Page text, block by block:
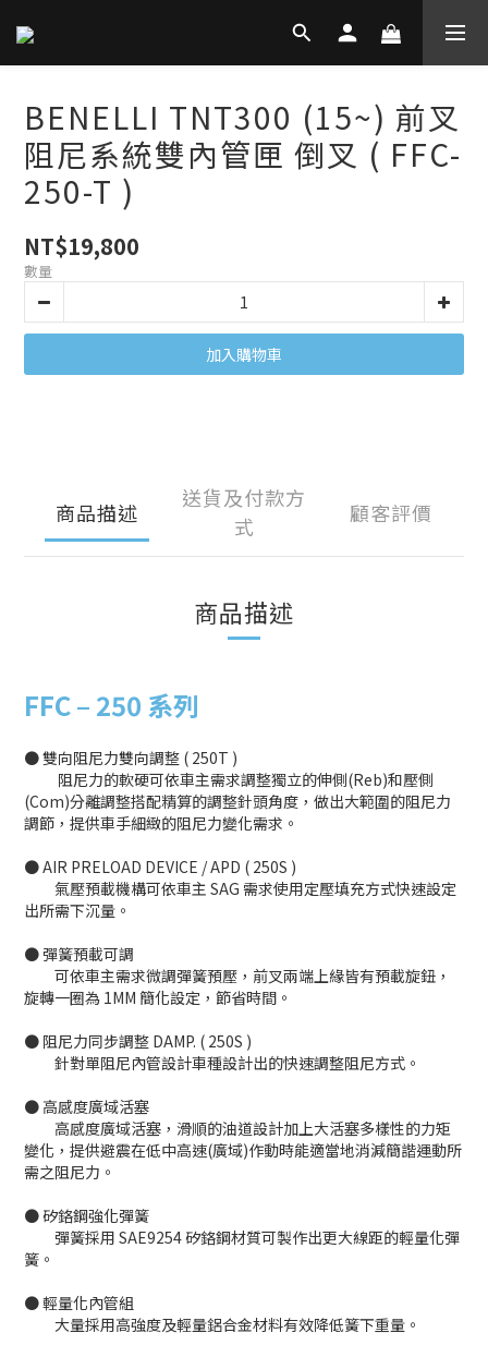
BENELLI TNT300 (15~) 前叉
阻尼系統雙內管匣 倒叉 ( FFC-
250-T )
NT$19,800
數量
加入購物車
商品描述
送貨及付款方
式
顧客評價
商品描述
FFC – 250 系列
● 雙向阻尼力雙向調整 ( 250T )
阻尼力的軟硬可依車主需求調整獨立的伸側(Reb)和壓側
(Com)分離調整搭配精算的調整針頭角度，做出大範圍的阻尼力
調節，提供車手細緻的阻尼力變化需求。
● AIR PRELOAD DEVICE / APD ( 250S )
氣壓預載機構可依車主 SAG 需求使用定壓填充方式快速設定
出所需下沉量。
● 彈簧預載可調
可依車主需求微調彈簧預壓，前叉兩端上緣皆有預載旋鈕，
旋轉一圈為 1MM 簡化設定，節省時間。
● 阻尼力同步調整 DAMP. ( 250S )
針對單阻尼內管設計車種設計出的快速調整阻尼方式。
● 高感度廣域活塞
高感度廣域活塞，滑順的油道設計加上大活塞多樣性的力矩
變化，提供避震在低中高速(廣域)作動時能適當地消減簡諧運動所
需之阻尼力。
● 矽鉻鋼強化彈簧
彈簧採用 SAE9254 矽鉻鋼材質可製作出更大線距的輕量化彈
簧。
● 輕量化內管組
大量採用高強度及輕量鋁合金材料有效降低簧下重量。